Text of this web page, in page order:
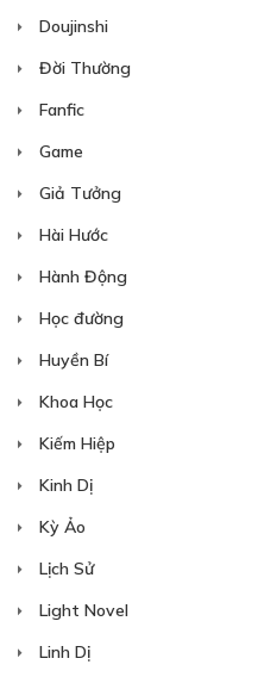
Doujinshi
Đời Thường
Fanfic
Game
Giả Tưởng
Hài Hước
Hành Động
Học đường
Huyền Bí
Khoa Học
Kiếm Hiệp
Kinh Dị
Kỳ Ảo
Lịch Sử
Light Novel
Linh Dị